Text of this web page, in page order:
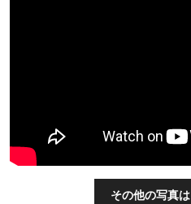
その他の写真は